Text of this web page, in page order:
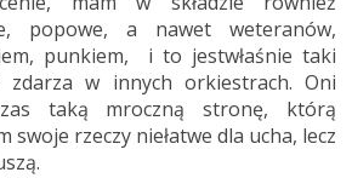
popowe, a nawet weteranów,
punkiem, i to jestwłaśnie taki
w innych orkiestrach. Oni
taką mroczną stronę, którą
swoje rzeczy niełatwe dla ucha, lecz